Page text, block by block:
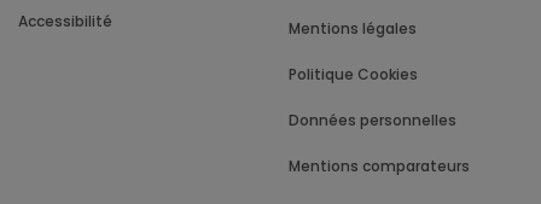
Accessibilité Mentions légales
Politique Cookies
Données personnelles
Mentions comparateurs